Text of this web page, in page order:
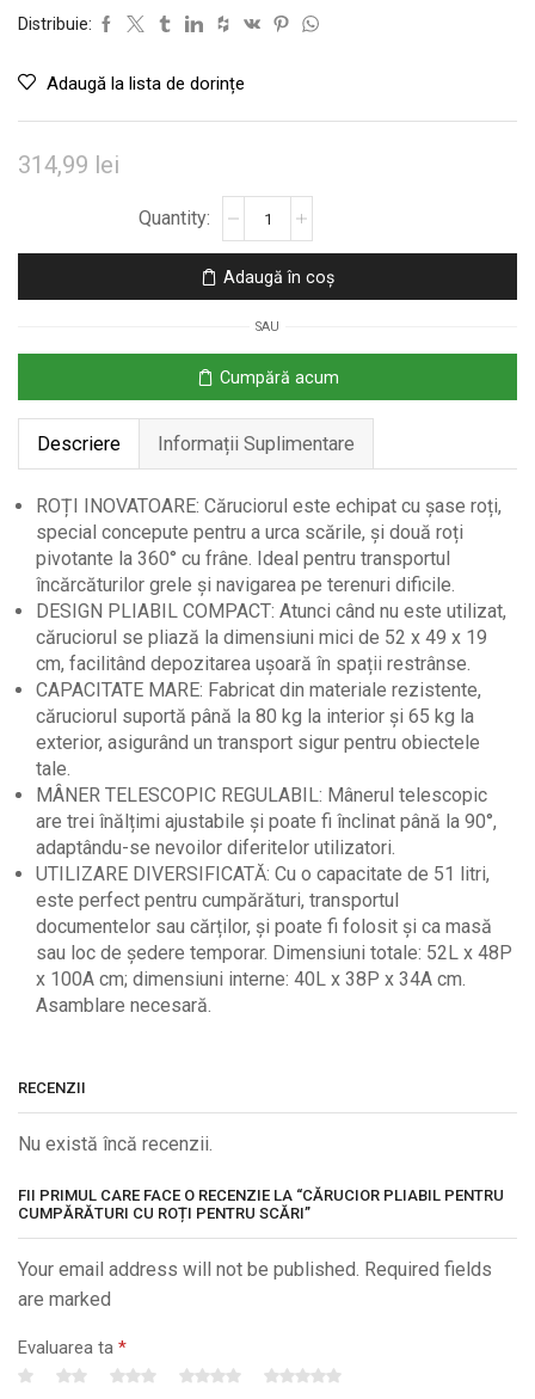
Distribuie:
Adaugă la lista de dorințe
314,99 lei
Pliabil
pentru
Roți
pentru
Scări
Adaugă în coș
SAU
Cumpără acum
Descriere Informații Suplimentare
ROȚI INOVATOARE: Căruciorul este echipat cu șase roți,
special concepute pentru a urca scările, și două roți
pivotante la 360° cu frâne. Ideal pentru transportul
încărcăturilor grele și navigarea pe terenuri dificile.
DESIGN PLIABIL COMPACT: Atunci când nu este utilizat,
căruciorul se pliază la dimensiuni mici de 52 x 49 x 19
cm, facilitând depozitarea ușoară în spații restrânse.
CAPACITATE MARE: Fabricat din materiale rezistente,
căruciorul suportă până la 80 kg la interior și 65 kg la
exterior, asigurând un transport sigur pentru obiectele
tale.
MÂNER TELESCOPIC REGULABIL: Mânerul telescopic
are trei înălțimi ajustabile și poate fi înclinat până la 90°,
adaptându-se nevoilor diferitelor utilizatori.
UTILIZARE DIVERSIFICATĂ: Cu o capacitate de 51 litri,
este perfect pentru cumpărături, transportul
documentelor sau cărților, și poate fi folosit și ca masă
sau loc de ședere temporar. Dimensiuni totale: 52L x 48P
x 100A cm; dimensiuni interne: 40L x 38P x 34A cm.
Asamblare necesară.
RECENZII
Nu există încă recenzii.
FII PRIMUL CARE FACE O RECENZIE LA “CĂRUCIOR PLIABIL PENTRU
CUMPĂRĂTURI CU ROȚI PENTRU SCĂRI”
Your email address will not be published. Required fields
are marked
Evaluarea ta *